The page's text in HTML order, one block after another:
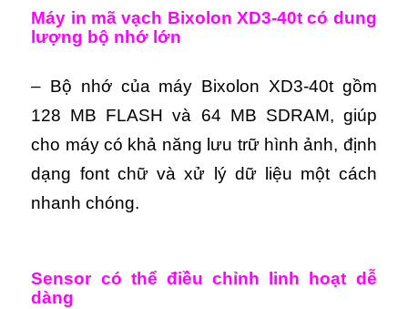
Máy in mã vạch Bixolon XD3-40t có dung
lượng bộ nhớ lớn
– Bộ nhớ của máy Bixolon XD3-40t gồm
128 MB FLASH và 64 MB SDRAM, giúp
cho máy có khả năng lưu trữ hình ảnh, định
dạng font chữ và xử lý dữ liệu một cách
nhanh chóng.
Sensor có thể điều chỉnh linh hoạt dễ
dàng